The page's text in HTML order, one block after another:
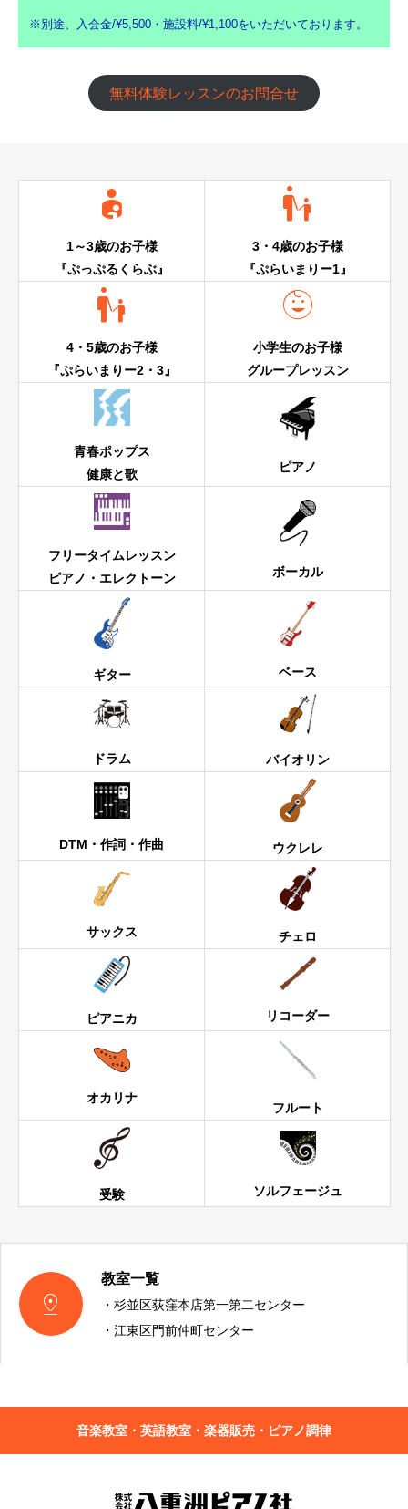
※別途、入会金/¥5,500・施設料/¥1,100をいただいております。
無料体験レッスンのお問合せ

1～3歳のお子様
『ぷっぷるくらぶ』

3・4歳のお子様
『ぷらいまりー1』

4・5歳のお子様
『ぷらいまりー2・3』

小学生のお子様
グループレッスン
青春ポップス
健康と歌
ピアノ
フリータイムレッスン
ピアノ・エレクトーン
ボーカル
ギター ベース
ドラム バイオリン
DTM・作詞・作曲 ウクレレ
サックス チェロ
ピアニカ リコーダー
オカリナ
フルート
受験 ソルフェージュ

教室一覧
・杉並区荻窪本店第一第二センター
・江東区門前仲町センター
音楽教室・英語教室・楽器販売・ピアノ調律